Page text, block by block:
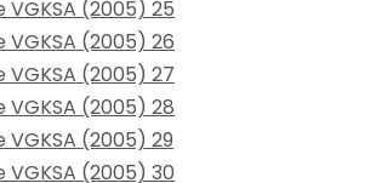
VGKSA (2005) 25
VGKSA (2005) 26
VGKSA (2005) 27
VGKSA (2005) 28
VGKSA (2005) 29
VGKSA (2005) 30